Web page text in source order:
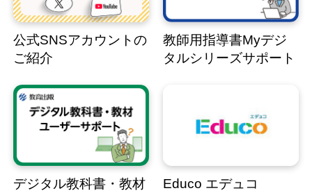
公式SNSアカウントの
ご紹介
教師用指導書Myデジ
タルシリーズサポート
デジタル教科書・教材
Educo エデュコ